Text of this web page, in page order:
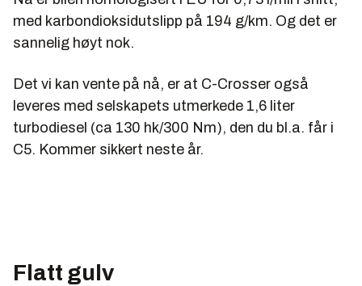
med karbondioksidutslipp på 194 g/km. Og det er
sannelig høyt nok.
Det vi kan vente på nå, er at C-Crosser også
leveres med selskapets utmerkede 1,6 liter
turbodiesel (ca 130 hk/300 Nm), den du bl.a. får i
C5. Kommer sikkert neste år.
Flatt gulv